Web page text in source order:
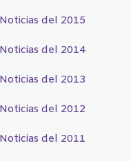
Noticias del 2015
Noticias del 2014
Noticias del 2013
Noticias del 2012
Noticias del 2011